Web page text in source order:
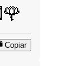
Copiar